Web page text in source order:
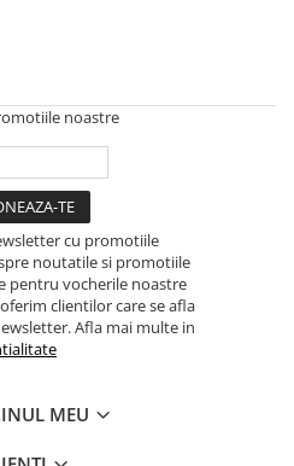
noastre
cu promotiile
noutatile si promotiile
pentru vocherile noastre
clientilor care se afla
Afla mai multe in
MEU